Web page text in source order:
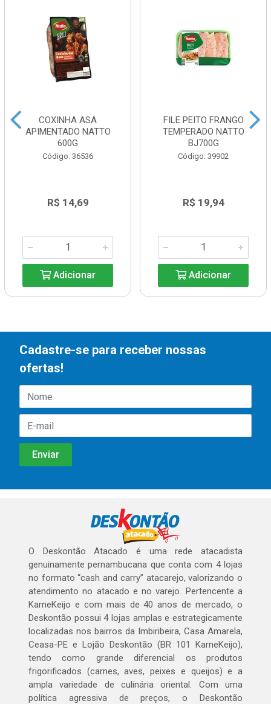
COXINHA ASA
APIMENTADO NATTO
600G
Código: 36536
R$ 14,69
Adicionar
FILE PEITO FRANGO
TEMPERADO NATTO
BJ700G
Código: 39902
R$ 19,94
Adicionar
Cadastre-se para receber nossas
ofertas!
O Deskontão Atacado é uma rede atacadista
genuinamente pernambucana que conta com 4 lojas
no formato “cash and carry” atacarejo, valorizando o
atendimento no atacado e no varejo. Pertencente a
KarneKeijo e com mais de 40 anos de mercado, o
Deskontão possui 4 lojas amplas e estrategicamente
localizadas nos bairros da Imbiribeira, Casa Amarela,
Ceasa-PE e Lojão Deskontão (BR 101 KarneKeijo),
tendo como grande diferencial os produtos
frigorificados (carnes, aves, peixes e queijos) e a
ampla variedade de culinária oriental. Com uma
política agressiva de preços, o Deskontão